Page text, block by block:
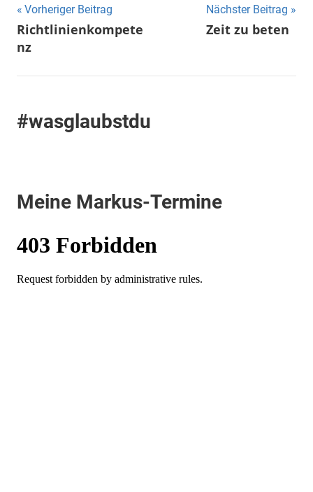
Beitragsnavigation
Vorheriger Beitrag
Richtlinienkompete
nz
Nächster Beitrag
Zeit zu beten
#wasglaubstdu
Meine Markus-Termine